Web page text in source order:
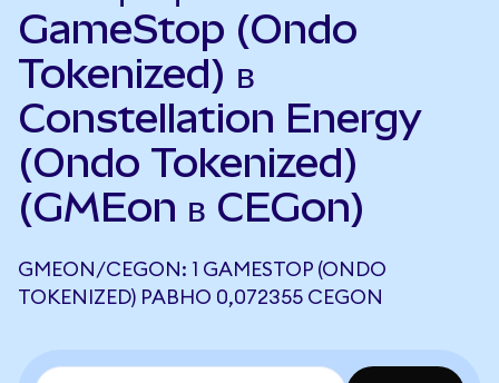
GameStop (Ondo
Tokenized) в
Constellation Energy
(Ondo Tokenized)
(GMEon в CEGon)
GMEON/CEGON: 1 GAMESTOP (ONDO
TOKENIZED) РАВНО 0,072355 CEGON